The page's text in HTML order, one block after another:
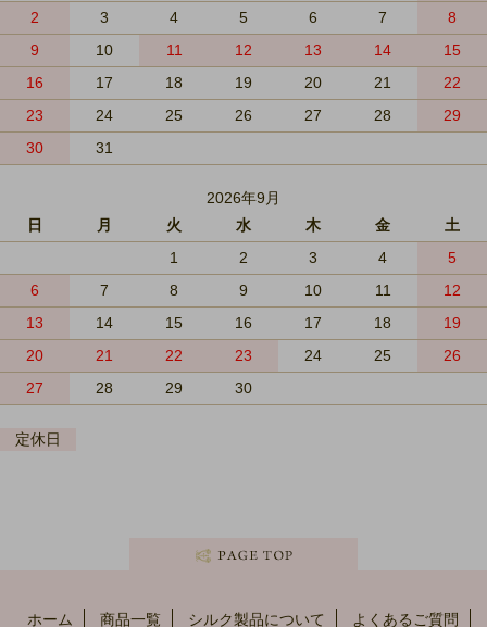
2
3 4 5 6 7
8
9
10 11 12 13 14
15
16
17 18 19 20 21
22
23
24 25 26 27 28
29
30
31
2026年9月
日
月 火 水 木 金
土
1
2 3 4
5
6
7 8 9 10 11
12
13
14 15 16 17 18
19
20
21 22 23 24 25
26
27
28 29 30
定休日
ホーム 商品一覧 シルク製品について よくあるご質問